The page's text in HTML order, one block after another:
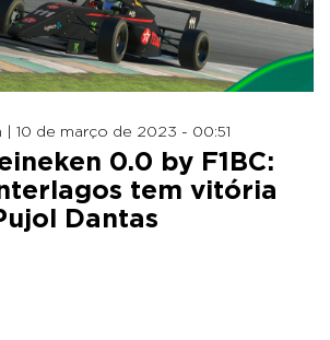
| 10 de março de 2023 - 00:51
0.0 by F1BC:
tem vitória
Dantas